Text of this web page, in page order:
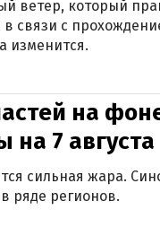
ветер, который
в связи с
изменится.
на
на 7 августа
сильная жара.
ряде регионов.